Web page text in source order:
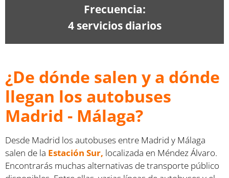
Frecuencia:
4 servicios diarios
¿De dónde salen y a dónde
llegan los autobuses
Madrid - Málaga?
Desde Madrid los autobuses entre Madrid y Málaga
salen de la Estación Sur, localizada en Méndez Álvaro.
Encontrarás muchas alternativas de transporte público